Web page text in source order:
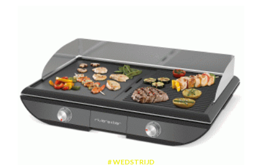
WEDSTRIJD